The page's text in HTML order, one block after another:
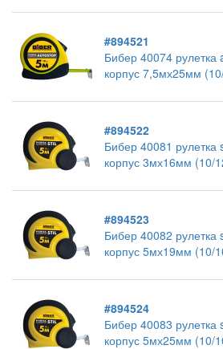
#894521
Бибер 40074
корпус 7,5мх25мм
#894522
Бибер 40081 рулетка
корпус 3мх16мм (10/
#894523
Бибер 40082 рулетка
корпус 5мх19мм (10/
#894524
Бибер 40083 рулетка
корпус 5мх25мм (10/